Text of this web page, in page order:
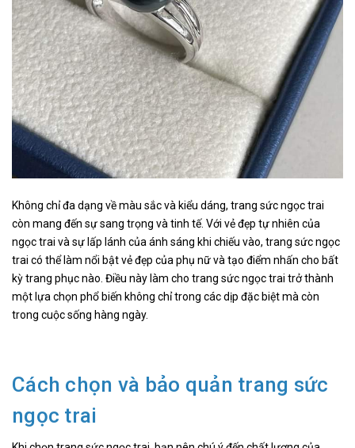
Không chỉ đa dạng về màu sắc và kiểu dáng, trang sức ngọc trai
còn mang đến sự sang trọng và tinh tế. Với vẻ đẹp tự nhiên của
ngọc trai và sự lấp lánh của ánh sáng khi chiếu vào, trang sức ngọc
trai có thể làm nổi bật vẻ đẹp của phụ nữ và tạo điểm nhấn cho bất
kỳ trang phục nào. Điều này làm cho trang sức ngọc trai trở thành
một lựa chọn phổ biến không chỉ trong các dịp đặc biệt mà còn
trong cuộc sống hàng ngày.
Cách chọn và bảo quản trang sức
ngọc trai